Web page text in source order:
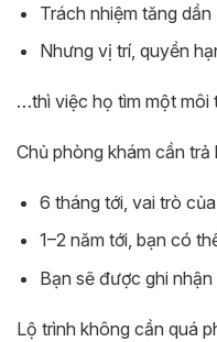
Trách nhiệm tăng dần
Nhưng vị trí, quyền
…thì việc họ tìm một môi
Chủ phòng khám cần
6 tháng tới, vai trò
1–2 năm tới, bạn có
Bạn sẽ được ghi
Lộ trình không cần quá